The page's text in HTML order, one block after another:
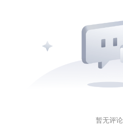
暂无评论